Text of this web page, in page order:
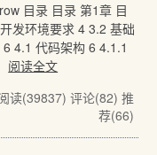
目录 目录 第1章 目
发环境要求 4 3.2 基础
4.1 代码架构 6 4.1.1
阅读全文
读(39837) 评论(82) 推
荐(66)